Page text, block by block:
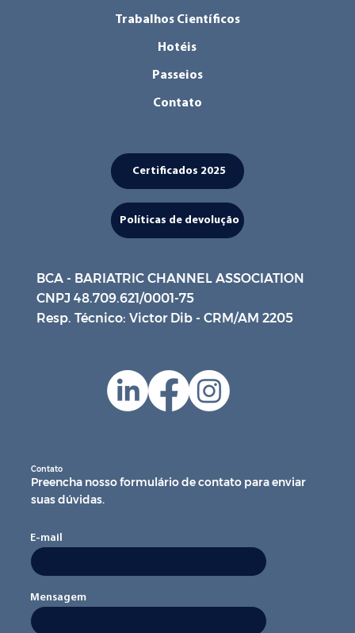
Trabalhos Científicos
Hotéis
Passeios
Contato
Políticas de devolução
Certificados 2025
BCA - BARIATRIC CHANNEL ASSOCIATION
CNPJ 48.709.621/0001-75
Resp. Técnico: Victor Dib - CRM/AM 2205
Contato
Preencha nosso formulário de contato para enviar
suas dúvidas.
E-mail
Mensagem